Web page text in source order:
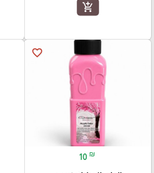
add_shopping_cart
favorite_border
10 ₪